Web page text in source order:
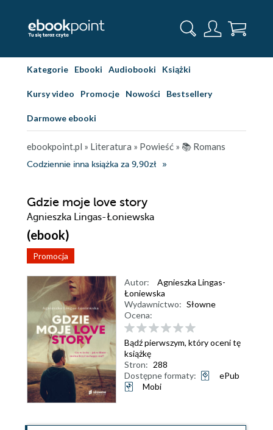
Kategorie Ebooki Audiobooki Książki
Kursy video Promocje Nowości Bestsellery
Darmowe ebooki
ebookpoint.pl » Literatura » Powieść » 📚 Romans
Codziennie inna książka za 9,90zł
Gdzie moje love story
Agnieszka Lingas-Łoniewska
(ebook)
Promocja
Autor:
Agnieszka Lingas-
Łoniewska
Wydawnictwo: Słowne
Ocena:
Bądź pierwszym, który oceni tę
książkę
Stron: 288
Dostępne formaty:
ePub
Mobi